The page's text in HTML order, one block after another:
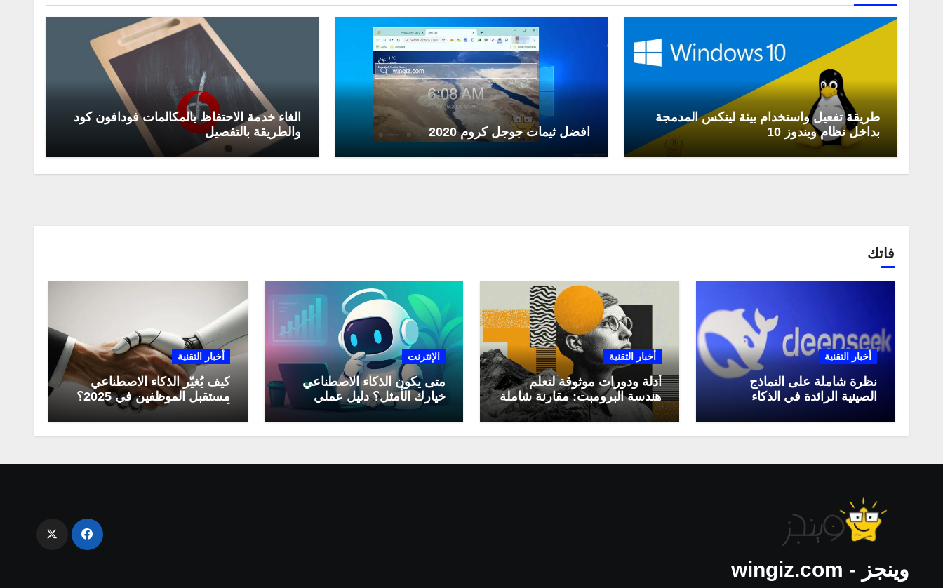
طريقة تفعيل واستخدام بيئة لينكس المدمجة
بداخل نظام ويندوز 10
افضل ثيمات جوجل كروم 2020
الغاء خدمة الاحتفاظ بالمكالمات فودافون كود
والطريقة بالتفصيل
فاتك
أخبار التقنية
نظرة شاملة على النماذج
الصينية الرائدة في الذكاء
وكيف تستفيد منها في عام
2025
أخبار التقنية
أدلة ودورات موثوقة لتعلّم
هندسة البرومبت: مقارنة شاملة
لعام 2025
الإنترنت
متى يكون الذكاء الاصطناعي
خيارك الأمثل؟ دليل عملي
لاستخدامه في العمل اليومي
أخبار التقنية
كيف يُغيّر الذكاء الاصطناعي
مستقبل الموظفين في 2025؟
أبرز التحولات المهنية
وينجز - wingiz.com